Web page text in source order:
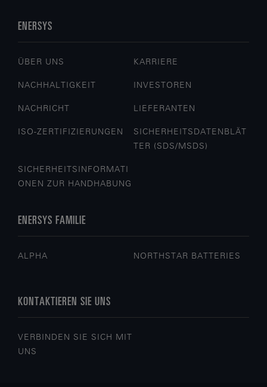
ENERSYS
ÜBER UNS KARRIERE
NACHHALTIGKEIT INVESTOREN
NACHRICHT LIEFERANTEN
ISO-ZERTIFIZIERUNGEN
SICHERHEITSDATENBLÄT
TER (SDS/MSDS)
SICHERHEITSINFORMATI
ONEN ZUR HANDHABUNG
ENERSYS FAMILIE
ALPHA NORTHSTAR BATTERIES
KONTAKTIEREN SIE UNS
VERBINDEN SIE SICH MIT
UNS